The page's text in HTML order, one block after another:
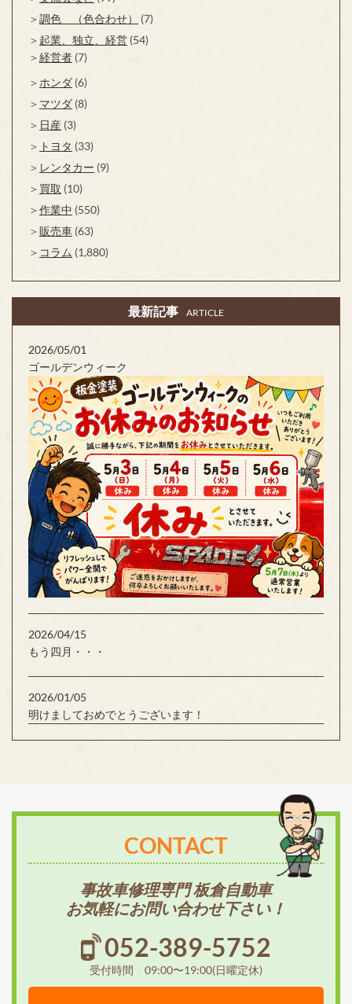
調色 （色合わせ）
(7)
起業、独立、経営 (54)
経営者 (7)
ホンダ (6)
マツダ (8)
日産 (3)
トヨタ (33)
レンタカー (9)
買取 (10)
作業中 (550)
販売車 (63)
コラム (1,880)
最新記事 ARTICLE
2026/05/01
ゴールデンウィーク
2026/04/15
もう四月・・・
2026/01/05
明けましておめでとうございます！
CONTACT
事故車修理専門 板倉自動車
お気軽にお問い合わせ下さい！
052-389-5752
受付時間 09:00〜19:00(日曜定休)